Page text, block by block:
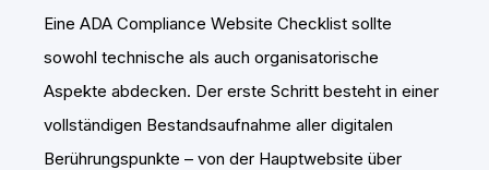
Eine ADA Compliance Website Checklist sollte
sowohl technische als auch organisatorische
Aspekte abdecken. Der erste Schritt besteht in einer
vollständigen Bestandsaufnahme aller digitalen
Berührungspunkte – von der Hauptwebsite über